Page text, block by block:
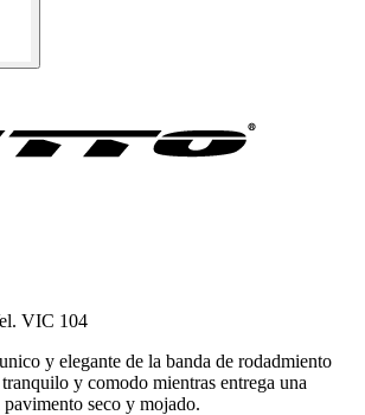
VIC 104
y elegante de la banda de rodadmiento
y comodo mientras entrega una
seco y mojado.